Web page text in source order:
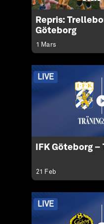
Repris:
Göteborg
1 Mars
LIVE
IFK Göteborg
21 Feb
LIVE